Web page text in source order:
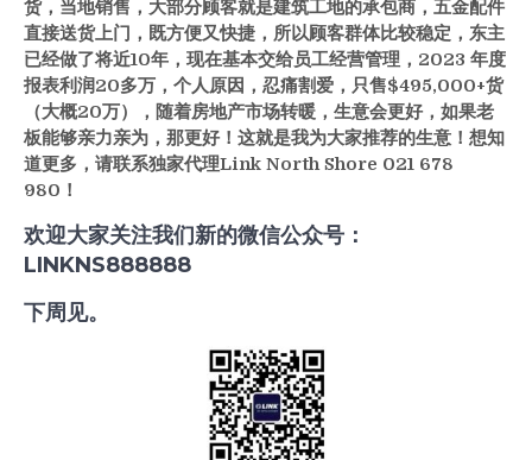
货，当地销售，大部分顾客就是建筑工地的承包商，五金配件
直接送货上门，既方便又快捷，所以顾客群体比较稳定，东主
已经做了将近10年，现在基本交给员工经营管理，2023 年度
报表利润20多万，个人原因，忍痛割爱，只售$495,000+货
（大概20万），随着房地产市场转暖，生意会更好，如果老
板能够亲力亲为，那更好！这就是我为大家推荐的生意！想知
道更多，请联系独家代理Link North Shore 021 678
980 ！
欢迎大家关注我们新的微信公众号：
LINKNS888888
下周见。